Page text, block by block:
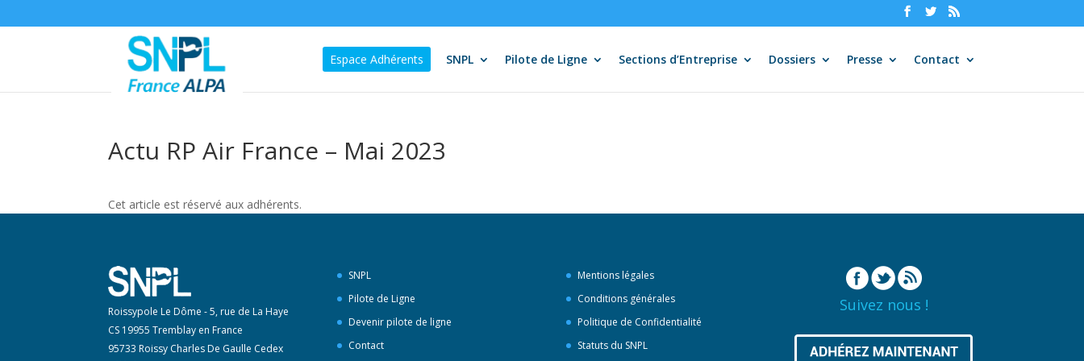
Espace Adhérents SNPL Pilote de Ligne Sections d’Entreprise Dossiers Presse Contact
Actu RP Air France – Mai 2023
Cet article est réservé aux adhérents.
Roissypole Le Dôme - 5, rue de La Haye
CS 19955 Tremblay en France
95733 Roissy Charles De Gaulle Cedex
SNPL
Pilote de Ligne
Devenir pilote de ligne
Contact
Mentions légales
Conditions générales
Politique de Confidentialité
Statuts du SNPL
Suivez nous !